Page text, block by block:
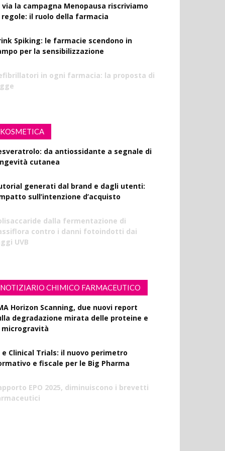
via la campagna Menopausa riscriviamo
regole: il ruolo della farmacia
Spiking: le farmacie scendono in
per la sensibilizzazione
in ogni farmacia: la proposta di
KOSMETICA
da antiossidante a segnale di
cutanea
generati dal brand e dagli utenti:
sull’intenzione d’acquisto
dalla fermentazione di
contro i danni fotoindotti dai
UVB
NOTIZIARIO CHIMICO FARMACEUTICO
Horizon Scanning, due nuovi report
degradazione mirata delle proteine e
microgravità
e Clinical Trials: il nuovo perimetro
e fiscale per le Big Pharma
EPO 2025, diminuiscono i brevetti